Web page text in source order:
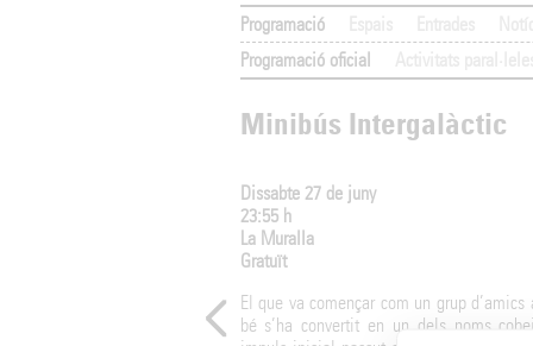
Programació
Programació oficial
Minibús Intergalàctic
Dissabte 27 de juny
23:55 h
La Muralla
Gratuït
El que va començar com un grup
bé s’ha convertit en un dels noms